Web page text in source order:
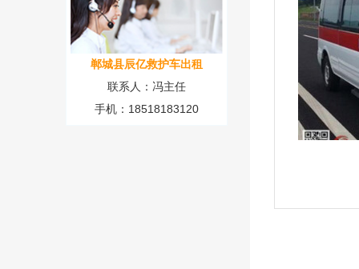
郸城县辰亿救护车出租
联系人：冯主任
手机：18518183120